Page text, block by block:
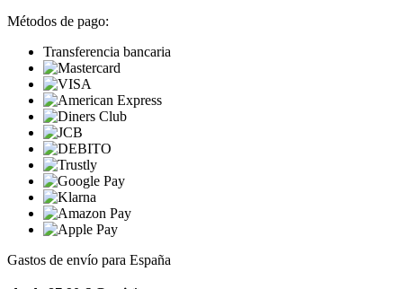
Métodos de pago:
Transferencia bancaria
Gastos de envío para España